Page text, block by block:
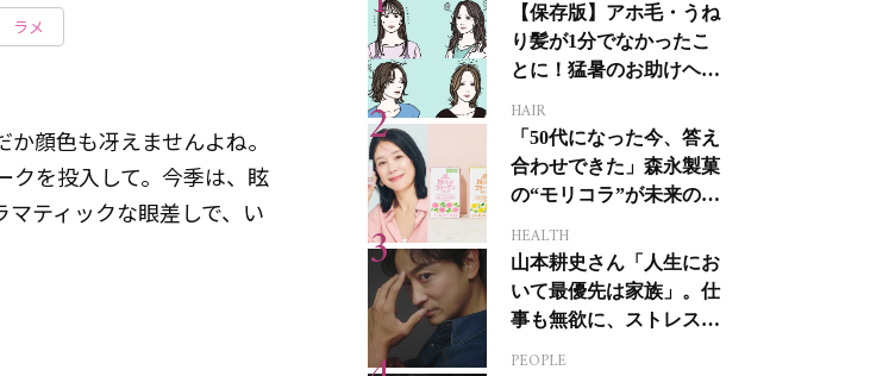
ラメ
顔色も冴えませんよね。
クを投入して。今季は、眩
ティックな眼差しで、い
【保存版】アホ毛・うね
り髪が1分でなかったこ
とに！猛暑のお助けヘア
HAIR
「50代になった今、答え
合わせできた」森永製菓
の“モリコラ”が未来のキ
HEALTH
山本耕史さん「人生にお
いて最優先は家族」。仕
事も無欲に、ストレスを
PEOPLE